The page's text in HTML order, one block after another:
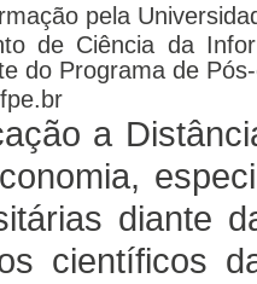
pela
de Ciência da
do Programa de
a
diante
científicos